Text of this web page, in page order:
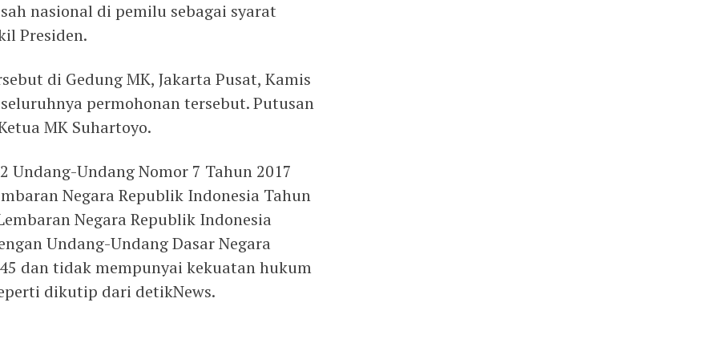
nasional di pemilu sebagai syarat
Presiden.
di Gedung MK, Jakarta Pusat, Kamis
permohonan tersebut. Putusan
MK Suhartoyo.
Undang-Undang Nomor 7 Tahun 2017
Negara Republik Indonesia Tahun
Negara Republik Indonesia
Undang-Undang Dasar Negara
dan tidak mempunyai kekuatan hukum
dikutip dari detikNews.